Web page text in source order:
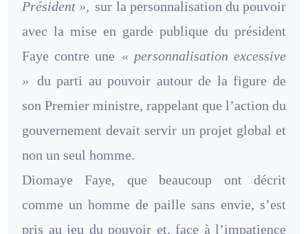
Président », sur la personnalisation du pouvoir
avec la mise en garde publique du président
Faye contre une « personnalisation excessive
» du parti au pouvoir autour de la figure de
son Premier ministre, rappelant que l’action du
gouvernement devait servir un projet global et
non un seul homme.
Diomaye Faye, que beaucoup ont décrit
comme un homme de paille sans envie, s’est
pris au jeu du pouvoir et, face à l’impatience